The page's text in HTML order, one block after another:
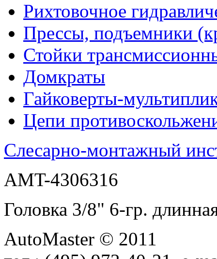
Рихтовочное
Прессы, подъемники
Стойки
Домкраты
Гайковерты-
Цепи
Слесарно-монтажный
AMT-4306316
Головка 3/8" 6-гр.
AutoMaster © 2011